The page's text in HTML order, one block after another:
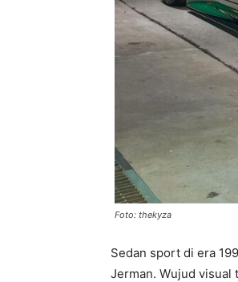
Foto: thekyza
Sedan sport di era
Jerman. Wujud visual